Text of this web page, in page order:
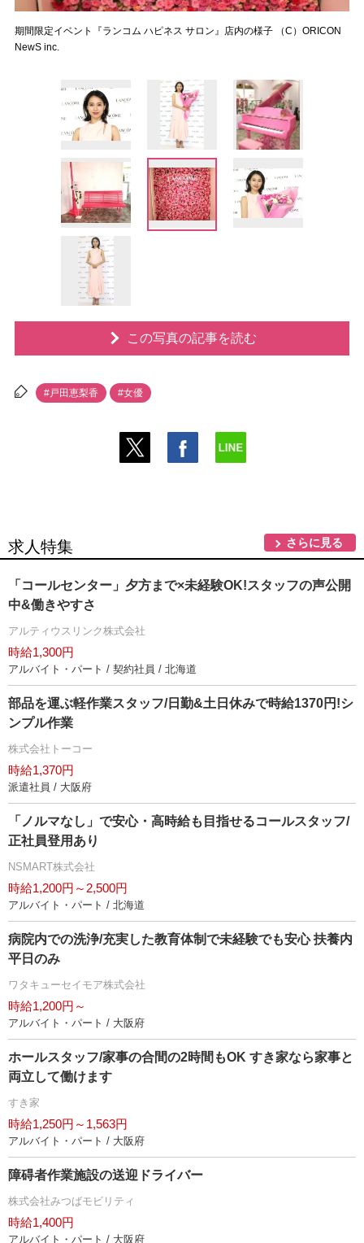
期間限定イベント『ランコム ハピネス サロン』店内の様子 （C）ORICON
NewS inc.
この写真の記事を読む
#戸田恵梨香 #女優
求人特集 さらに見る
「コールセンター」夕方まで×未経験OK!スタッフの声公開
中&働きやすさ
アルティウスリンク株式会社
時給1,300円
アルバイト・パート / 契約社員 / 北海道
部品を運ぶ軽作業スタッフ/日勤&土日休みで時給1370円!シ
ンプル作業
株式会社トーコー
時給1,370円
派遣社員 / 大阪府
「ノルマなし」で安心・高時給も目指せるコールスタッフ/
正社員登用あり
NSMART株式会社
時給1,200円～2,500円
アルバイト・パート / 北海道
病院内での洗浄/充実した教育体制で未経験でも安心 扶養内
平日のみ
ワタキューセイモア株式会社
時給1,200円～
アルバイト・パート / 大阪府
ホールスタッフ/家事の合間の2時間もOK すき家なら家事と
両立して働けます
すき家
時給1,250円～1,563円
アルバイト・パート / 大阪府
障碍者作業施設の送迎ドライバー
株式会社みつばモビリティ
時給1,400円
アルバイト・パート / 大阪府